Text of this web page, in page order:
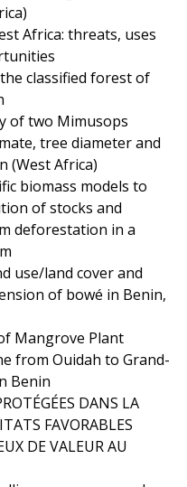
Africa: threats, uses
classified forest of
of two Mimusops
tree diameter and
(West Africa)
biomass models to
of stocks and
deforestation in a
use/land cover and
of bowé in Benin,
Mangrove Plant
from Ouidah to Grand-
Benin
DANS LA
FAVORABLES
DE VALEUR AU